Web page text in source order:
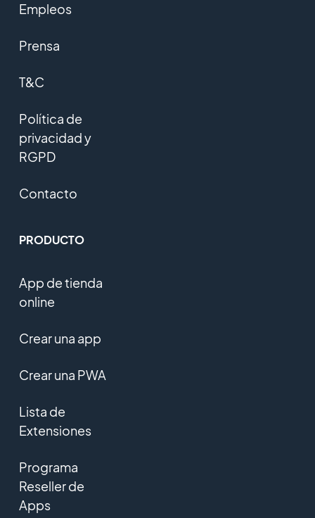
Empleos
Prensa
T&C
Política de
privacidad y
RGPD
Contacto
PRODUCTO
App de tienda
online
Crear una app
Crear una PWA
Lista de
Extensiones
Programa
Reseller de
Apps